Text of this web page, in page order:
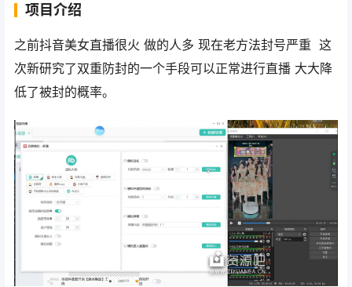
项目介绍
之前抖音美女直播很火 做的人多 现在老方法封号严重 这
次新研究了双重防封的一个手段可以正常进行直播 大大降
低了被封的概率。